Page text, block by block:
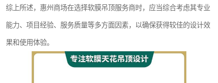
综上所述，惠州商场在选择软膜吊顶服务商时，应当综合考虑其专业
能力、项目经验、服务质量等多方面因素，以确保获得较佳的设计效
果和使用体验。